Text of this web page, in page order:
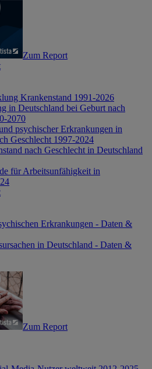
Zum Report
Krankenstand 1991-2026
in Deutschland bei Geburt nach
2070
psychischer Erkrankungen in
Geschlecht 1997-2024
nach Geschlecht in Deutschland
für Arbeitsunfähigkeit in
Erkrankungen - Daten &
in Deutschland - Daten &
Zum Report